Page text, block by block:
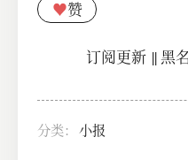
♥赞
订阅更新||黑
分类： 小报